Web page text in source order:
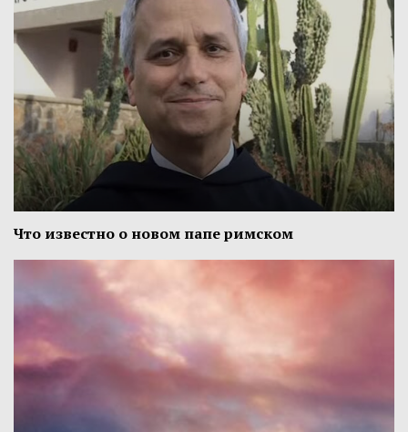
Что известно о новом папе римском